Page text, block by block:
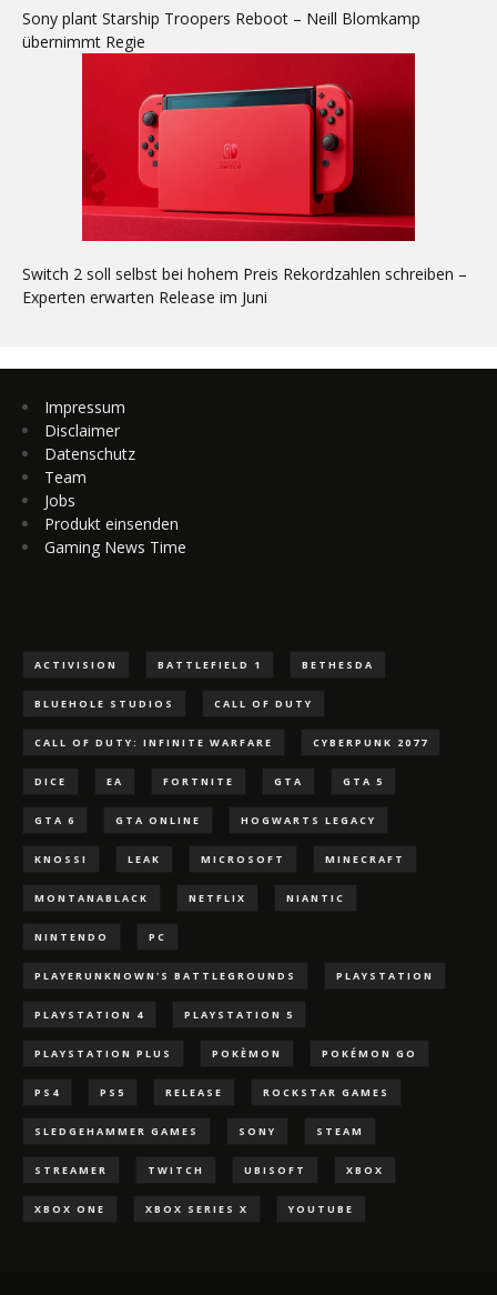
Sony plant Starship Troopers Reboot – Neill Blomkamp
übernimmt Regie
Switch 2 soll selbst bei hohem Preis Rekordzahlen schreiben –
Experten erwarten Release im Juni
Impressum
Disclaimer
Datenschutz
Team
Jobs
Produkt einsenden
Gaming News Time
ACTIVISION BATTLEFIELD 1 BETHESDA
BLUEHOLE STUDIOS CALL OF DUTY
CALL OF DUTY: INFINITE WARFARE CYBERPUNK 2077
DICE EA FORTNITE GTA GTA 5
GTA 6 GTA ONLINE HOGWARTS LEGACY
KNOSSI LEAK MICROSOFT MINECRAFT
MONTANABLACK NETFLIX NIANTIC
NINTENDO PC
PLAYERUNKNOWN'S BATTLEGROUNDS PLAYSTATION
PLAYSTATION 4 PLAYSTATION 5
PLAYSTATION PLUS POKÈMON POKÉMON GO
PS4 PS5 RELEASE ROCKSTAR GAMES
SLEDGEHAMMER GAMES SONY STEAM
STREAMER TWITCH UBISOFT XBOX
XBOX ONE XBOX SERIES X YOUTUBE